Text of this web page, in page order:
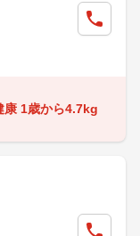
康 1歳から4.7kg